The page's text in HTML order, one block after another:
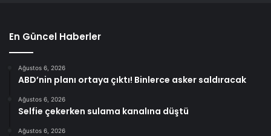
En Güncel Haberler
Ağustos 6, 2026
ABD’nin planı ortaya çıktı! Binlerce asker saldıracak
Ağustos 6, 2026
Selfie çekerken sulama kanalına düştü
Ağustos 6, 2026